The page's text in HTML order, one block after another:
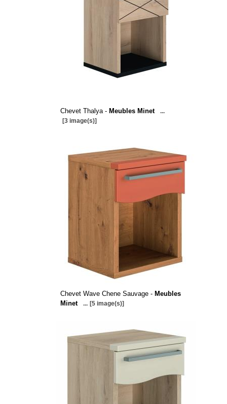
Chevet Thalya - Meubles Minet
...
[3 image(s)]
Chevet Wave Chene Sauvage - Meubles
Minet
... [5 image(s)]